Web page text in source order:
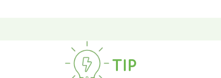
TIP